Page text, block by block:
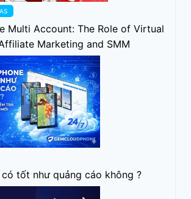
Multi Account: The Role of Virtual
Marketing and SMM
tốt như quảng cáo không ?